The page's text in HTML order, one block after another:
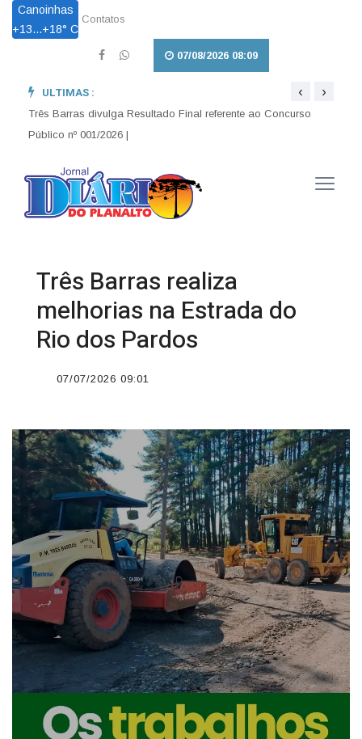
Canoinhas
+13...+18° C
Contatos
07/08/2026 08:09
ULTIMAS :
Três Barras divulga Resultado Final referente ao Concurso
Obras que transformam: Infraestrutura avança no interior e
garante mais trafegabilidade para Três Barras |
‹ ›
Três Barras realiza
melhorias na Estrada do
Rio dos Pardos
07/07/2026 09:01
';